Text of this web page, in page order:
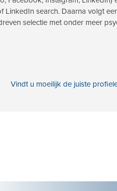
LinkedIn search. Daarna volgt
selectie met onder meer
Vindt u moeilijk de juiste